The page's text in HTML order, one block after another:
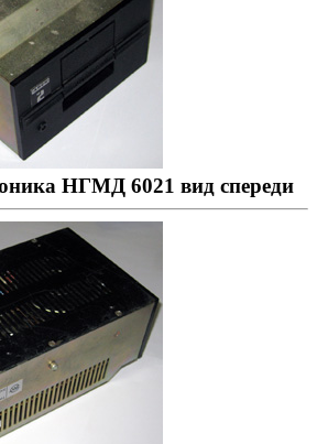
НГМД 6021 вид спереди